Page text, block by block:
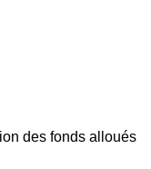
des fonds alloués